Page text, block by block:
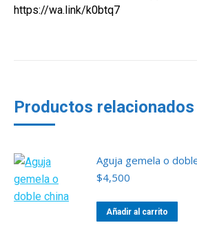
https://wa.link/k0btq7
Productos relacionados
Aguja gemela o
$4,500
Añadir al carrito